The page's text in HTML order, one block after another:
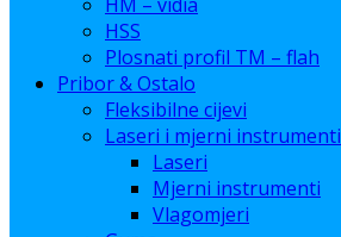
HSS
Plosnati profil TM – flah
Pribor & Ostalo
Fleksibilne cijevi
Laseri i mjerni instrumenti
Laseri
Mjerni instrumenti
Vlagomjeri